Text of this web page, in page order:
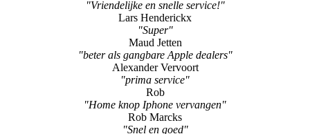
Johan Heykers
"Goede snelle en vriendelijke service"
Maurice Smeets
"Vriendelijke en snelle service!"
Lars Henderickx
"Super"
Maud Jetten
"beter als gangbare Apple dealers"
Alexander Vervoort
"prima service"